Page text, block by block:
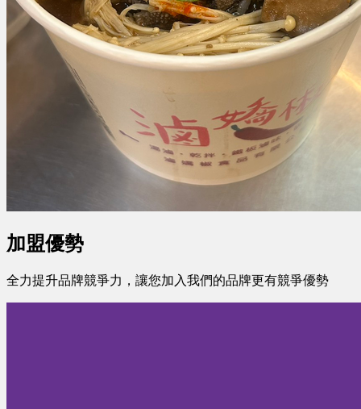
加盟優勢
全力提升品牌競爭力，讓您加入我們的品牌更有競爭優勢